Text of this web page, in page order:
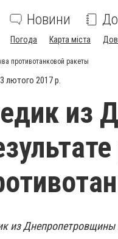
Новини
Погода Карта міста
противотанковой ракеты
лютого 2017 р.
из
из Днепропетровщины